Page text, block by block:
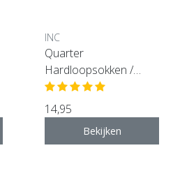
INC
Quarter
Hardloopsokken /
Sportsokken - zwart
14,95
Bekijken